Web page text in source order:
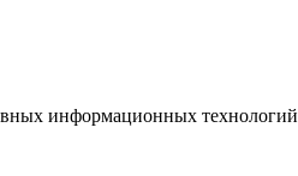
информационных технологий